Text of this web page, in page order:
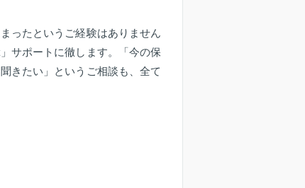
ったというご経験はありません
サポートに徹します。「今の保
きたい」というご相談も、全て